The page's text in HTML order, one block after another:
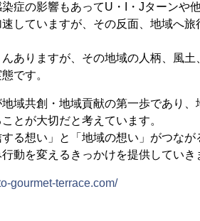
症の影響もあってU・I・Jターンや
していますが、その反面、地域へ
ありますが、その地域の人柄、風
です。
域共創・地域貢献の第一歩であり
とが大切だと考えています。
る想い」と「地域の想い」がつな
動を変えるきっかけを提供していき
gourmet-terrace.com/